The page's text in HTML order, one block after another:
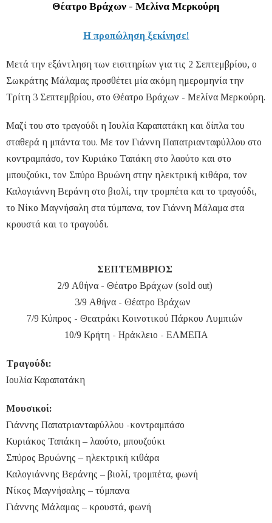
Θέατρο Βράχων - Μελίνα Μερκούρη
Η προπώληση ξεκίνησε!
Μετά την εξάντληση των εισιτηρίων για τις 2 Σεπτεμβρίου, ο
Σωκράτης Μάλαμας προσθέτει μία ακόμη ημερομηνία την
Τρίτη 3 Σεπτεμβρίου, στο Θέατρο Βράχων - Μελίνα Μερκούρη.
Μαζί του στο τραγούδι η Ιουλία Καραπατάκη και δίπλα του
σταθερά η μπάντα του. Με τον Γιάννη Παπατριανταφύλλου στο
κοντραμπάσο, τον Κυριάκο Ταπάκη στο λαούτο και στο
μπουζούκι, τον Σπύρο Βρυώνη στην ηλεκτρική κιθάρα, τον
Καλογιάννη Βεράνη στο βιολί, την τρομπέτα και το τραγούδι,
το Νίκο Μαγνήσαλη στα τύμπανα, τον Γιάννη Μάλαμα στα
κρουστά και το τραγούδι.
ΣΕΠΤΕΜΒΡΙΟΣ
2/9 Αθήνα - Θέατρο Βράχων (sold out)
3/9 Αθήνα - Θέατρο Βράχων
7/9 Κύπρος - Θεατράκι Κοινοτικού Πάρκου Λυμπιών
10/9 Κρήτη - Ηράκλειο - ΕΛΜΕΠΑ
Τραγούδι:
Ιουλία Καραπατάκη
Μουσικοί:
Γιάννης Παπατριανταφύλλου -κοντραμπάσο
Κυριάκος Ταπάκη – λαούτο, μπουζούκι
Σπύρος Βρυώνης – ηλεκτρική κιθάρα
Καλογιάννης Βεράνης – βιολί, τρομπέτα, φωνή
Νίκος Μαγνήσαλης – τύμπανα
Γιάννης Μάλαμας – κρουστά, φωνή